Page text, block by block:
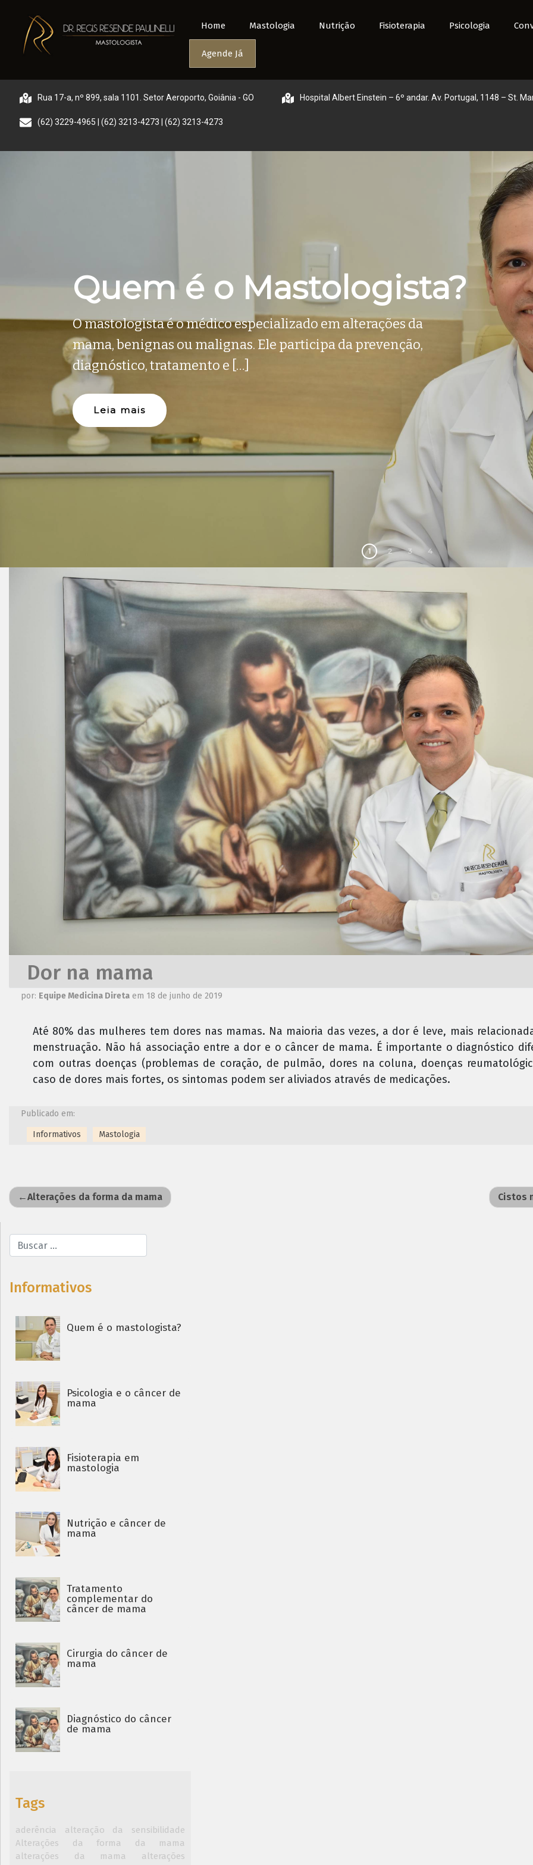
Home Mastologia Nutrição Fisioterapia Psicologia
Agende Já
Rua 17-a, nº 899, sala 1101. Setor Aeroporto, Goiânia - GO Hospital Albert Einstein – 6º andar. Av. Portugal, 1148 – St.
(62) 3229-4965 | (62) 3213-4273 | (62) 3213-4273
Quem é o Mastologista?
O mastologista é o médico especializado em alterações da
mama, benignas ou malignas. Ele participa da prevenção,
diagnóstico, tratamento e […]
Leia mais
1 2 3 4
Dor na mama
por: Equipe Medicina Direta em 18 de junho de 2019
Até 80% das mulheres tem dores nas mamas. Na maioria das vezes, a dor é leve, mais
menstruação. Não há associação entre a dor e o câncer de mama. É importante o diagnóstico
com outras doenças (problemas de coração, de pulmão, dores na coluna, doenças
caso de dores mais fortes, os sintomas podem ser aliviados através de medicações.
Publicado em:
Informativos Mastologia
Alterações da forma da mama Cistos
Informativos
Quem é o mastologista?
Psicologia e o câncer de
mama
Fisioterapia em
mastologia
Nutrição e câncer de
mama
Tratamento
complementar do
câncer de mama
Cirurgia do câncer de
mama
Diagnóstico do câncer
de mama
Tags
aderência
alteração da sensibilidade
Alterações da forma da mama
alterações da mama
alterações